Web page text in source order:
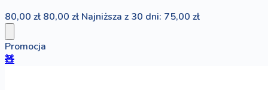
80,00 zł 80,00 zł Najniższa z 30 dni: 75,00 zł
Promocja
🧸